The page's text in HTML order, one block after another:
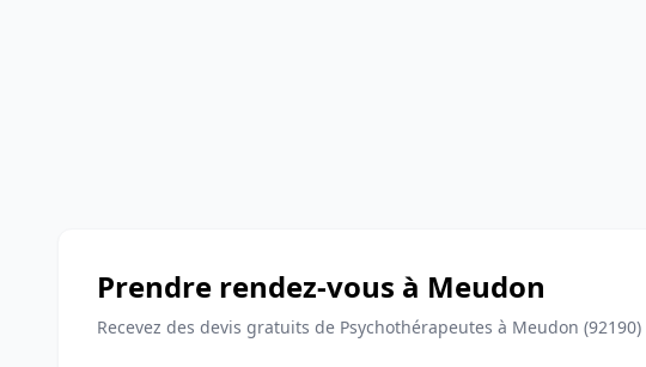
Prendre rendez-vous à Meudon
Recevez des devis gratuits de Psychothérapeutes à Meudon (92190)